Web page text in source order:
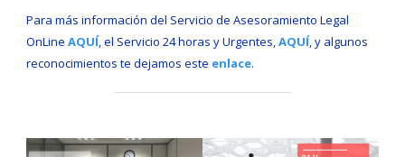
Para más información del Servicio de Asesoramiento Legal
OnLine AQUÍ, el Servicio 24 horas y Urgentes,AQUÍ, y algunos
reconocimientos te dejamos este enlace.